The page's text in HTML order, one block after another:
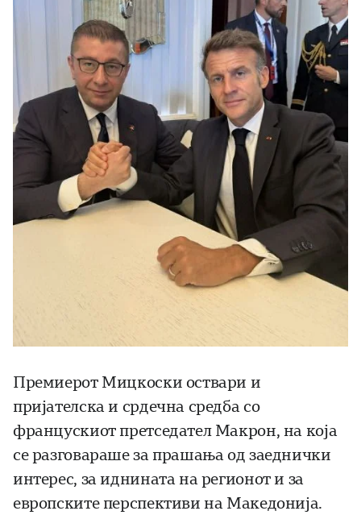
Премиерот Мицкоски оствари и
пријателска и срдечна средба со
францускиот претседател Макрон, на која
се разговараше за прашања од заеднички
интерес, за иднината на регионот и за
европските перспективи на Македонија.